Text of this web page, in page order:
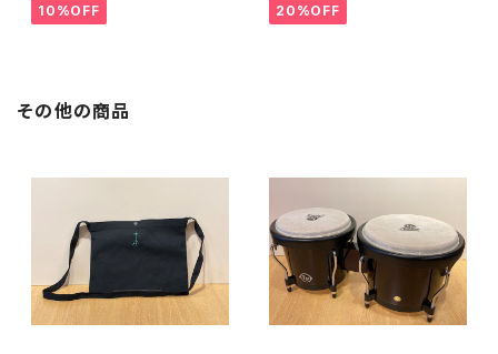
10%OFF 20%OFF
その他の商品